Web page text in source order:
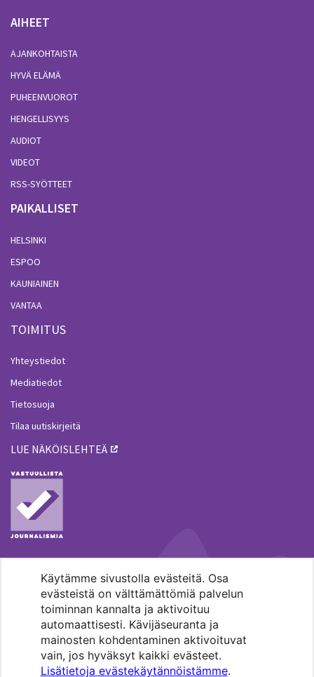
Käytämme sivustolla evästeitä. Osa
evästeistä on välttämättömiä palvelun
toiminnan kannalta ja aktivoituu
automaattisesti. Kävijäseuranta ja
mainosten kohdentaminen aktivoituvat
vain, jos hyväksyt kaikki evästeet.
Lisätietoja evästekäytännöistämme.
AIHEET
AJANKOHTAISTA
HYVÄ ELÄMÄ
PUHEENVUOROT
HENGELLISYYS
AUDIOT
VIDEOT
RSS-SYÖTTEET
PAIKALLISET
HELSINKI
ESPOO
KAUNIAINEN
VANTAA
TOIMITUS
Yhteystiedot
Mediatiedot
Tietosuoja
Tilaa uutiskirjeitä
LUE NÄKÖISLEHTEÄ
MENOHAKU